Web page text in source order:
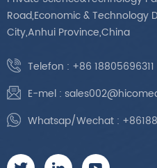
Road,Economic & Technology
City,Anhui Province,China
Telefon : +86 18805696311
E-mel :
Whatsap/Wechat :